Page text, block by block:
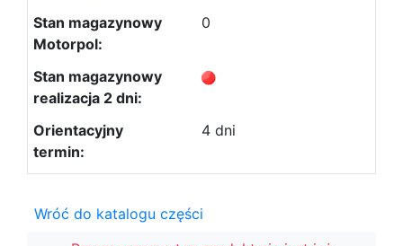
0
4 dni
Wróć do katalogu części